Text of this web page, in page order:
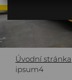
Úvodní stránka
ipsum4